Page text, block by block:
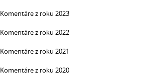
Komentáre z roku 2023
Komentáre z roku 2022
Komentáre z roku 2021
Komentáre z roku 2020